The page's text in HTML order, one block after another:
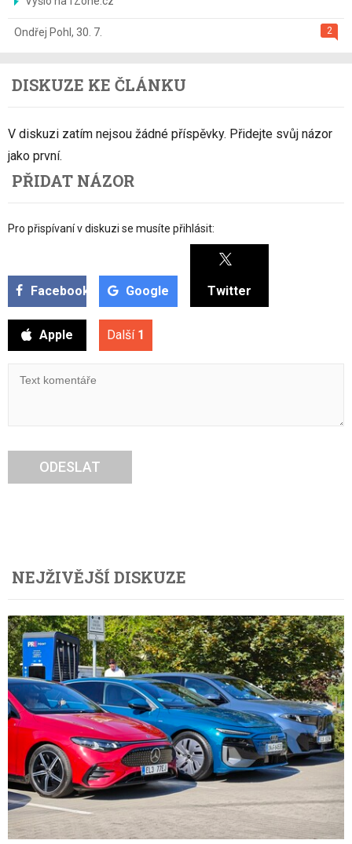
2
Ondřej Pohl , 30. 7.
DISKUZE KE ČLÁNKU
V diskuzi zatím nejsou žádné příspěvky. Přidejte svůj názor
jako první.
PŘIDAT NÁZOR
Pro přispívaní v diskuzi se musíte přihlásit:
Facebook Google Twitter
Apple Další 1
ODESLAT
NEJŽIVĚJŠÍ DISKUZE